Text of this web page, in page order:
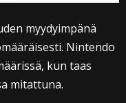
myydyimpänä
Nintendo
kun taas
mitattuna.